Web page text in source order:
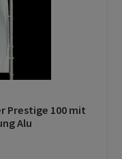
5 Sternen
Prestige 100 mit
Alu